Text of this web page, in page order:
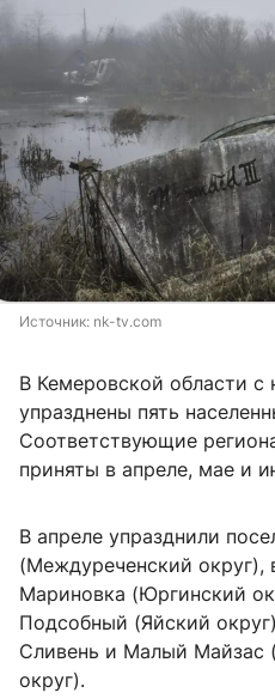
Источник: nk-tv.com
В Кемеровской области с
упразднены пять
Соответствующие
приняты в апреле, мае и
В апреле упразднили
(Междуреченский
Мариновка (Юргинский
Подсобный (Яйский
Сливень и Малый
округ).